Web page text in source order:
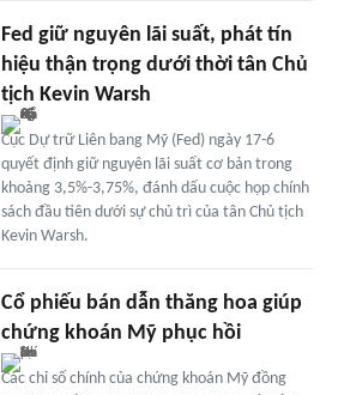
Fed giữ nguyên lãi suất, phát tín
hiệu thận trọng dưới thời tân Chủ
tịch Kevin Warsh
Cục Dự trữ Liên bang Mỹ (Fed) ngày 17-6
quyết định giữ nguyên lãi suất cơ bản trong
khoảng 3,5%-3,75%, đánh dấu cuộc họp chính
sách đầu tiên dưới sự chủ trì của tân Chủ tịch
Kevin Warsh.
Cổ phiếu bán dẫn thăng hoa giúp
chứng khoán Mỹ phục hồi
Các chỉ số chính của chứng khoán Mỹ đồng